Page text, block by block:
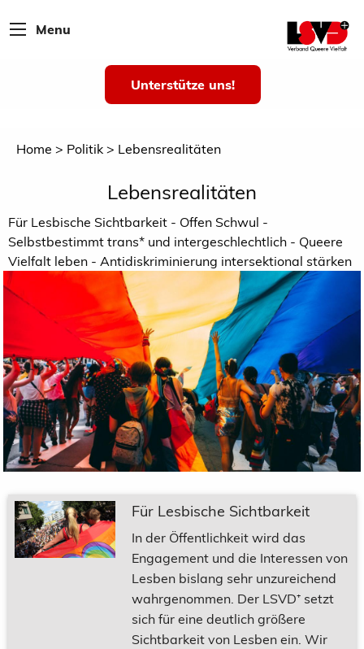
Menu
Unterstütze uns!
Home Politik Lebensrealitäten
Lebensrealitäten
Für Lesbische Sichtbarkeit - Offen Schwul -
Selbstbestimmt trans* und intergeschlechtlich - Queere
Vielfalt leben - Antidiskriminierung intersektional stärken
Für Lesbische Sichtbarkeit
In der Öffentlichkeit wird das
Engagement und die Interessen von
Lesben bislang sehr unzureichend
wahrgenommen. Der LSVD⁺ setzt
sich für eine deutlich größere
Sichtbarkeit von Lesben ein. Wir